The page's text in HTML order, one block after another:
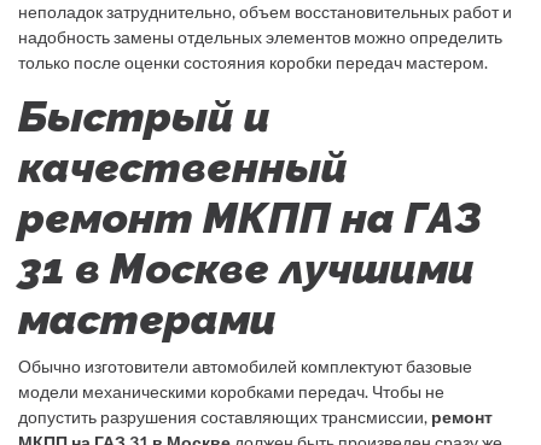
неполадок затруднительно, объем восстановительных работ и
надобность замены отдельных элементов можно определить
только после оценки состояния коробки передач мастером.
Быстрый и
качественный
ремонт МКПП на ГАЗ
31 в Москве лучшими
мастерами
Обычно изготовители автомобилей комплектуют базовые
модели механическими коробками передач. Чтобы не
допустить разрушения составляющих трансмиссии, ремонт